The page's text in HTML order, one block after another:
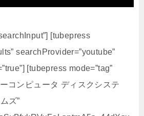
[tubepress
searchProvider=”youtube”
[tubepress mode=”tag”
コンピュータ ディスクシステ
ズ”